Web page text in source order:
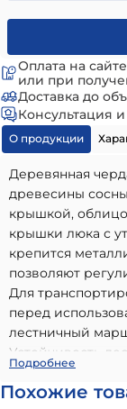
Оплата на
или при
Доставка до
Консультация
О продукции
Деревянная
древесины
крышкой,
крышки люка с
крепится
позволяют
Для
перед
лестничный
Устойчивость
шарниры.
обеспечивают
Лестница
использования
Подробнее
Похожие